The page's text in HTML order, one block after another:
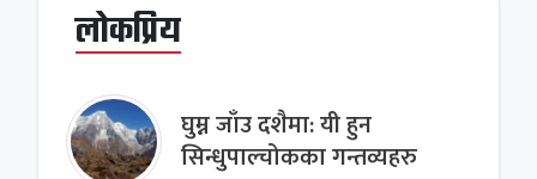
लोकप्रिय
घुम्न जाँउ दशैमा: यी हुन
सिन्धुपाल्चोकका गन्तव्यहरु